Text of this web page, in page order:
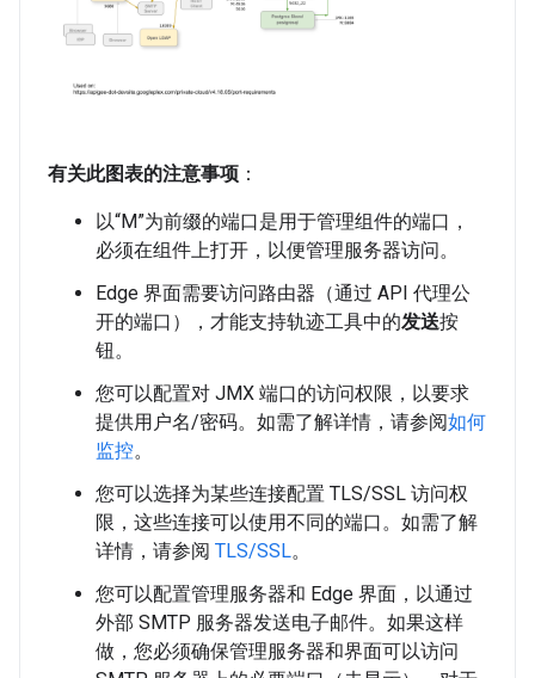
有关此图表的注意事项 ：
以“M”为前缀的端口是用于管理组件的端口，
必须在组件上打开，以便管理服务器访问。
Edge 界面需要访问路由器（通过 API 代理公
开的端口），才能支持轨迹工具中的发送按
钮。
您可以配置对 JMX 端口的访问权限，以要求
提供用户名/密码。如需了解详情，请参阅如何
监控。
您可以选择为某些连接配置 TLS/SSL 访问权
限，这些连接可以使用不同的端口。如需了解
详情，请参阅 TLS/SSL。
您可以配置管理服务器和 Edge 界面，以通过
外部 SMTP 服务器发送电子邮件。如果这样
做，您必须确保管理服务器和界面可以访问